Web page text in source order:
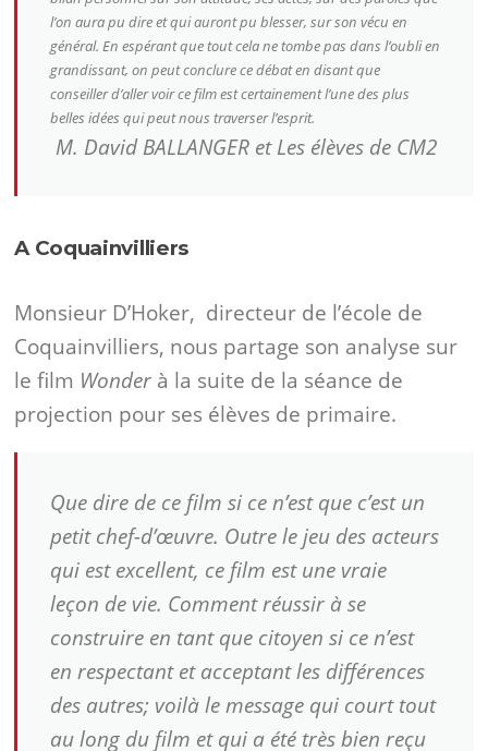
l’on aura pu dire et qui auront pu blesser, sur son vécu en
général. En espérant que tout cela ne tombe pas dans l’oubli en
grandissant, on peut conclure ce débat en disant que
conseiller d’aller voir ce film est certainement l’une des plus
belles idées qui peut nous traverser l’esprit.
M. David BALLANGER et Les élèves de CM2
A Coquainvilliers
Monsieur D’Hoker, directeur de l’école de
Coquainvilliers, nous partage son analyse sur
le film Wonder à la suite de la séance de
projection pour ses élèves de primaire.
Que dire de ce film si ce n’est que c’est un
petit chef-d’œuvre. Outre le jeu des acteurs
qui est excellent, ce film est une vraie
leçon de vie. Comment réussir à se
construire en tant que citoyen si ce n’est
en respectant et acceptant les différences
des autres; voilà le message qui court tout
au long du film et qui a été très bien reçu